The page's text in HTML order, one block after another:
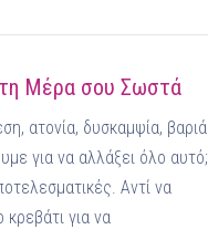
τη Μέρα σου Σωστά
ατονία, δυσκαμψία, βαριά
για να αλλάξει όλο αυτό;
Αντί να
για να